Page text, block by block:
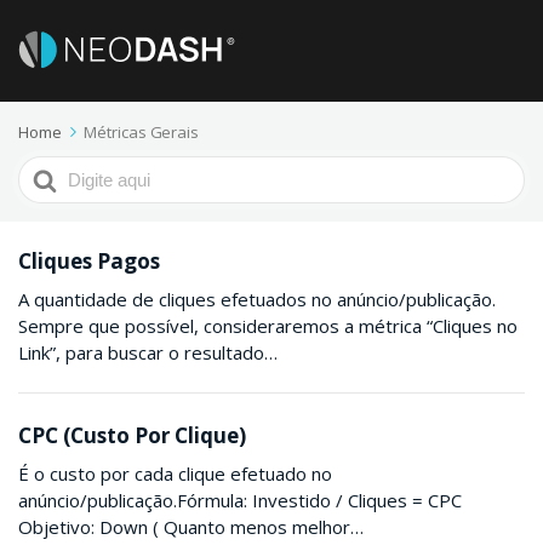
Home Métricas Gerais
Procurar
por
Cliques Pagos
A quantidade de cliques efetuados no anúncio/publicação.
Sempre que possível, consideraremos a métrica “Cliques no
Link”, para buscar o resultado…
CPC (Custo Por Clique)
É o custo por cada clique efetuado no
anúncio/publicação.Fórmula: Investido / Cliques = CPC
Objetivo: Down ( Quanto menos melhor…